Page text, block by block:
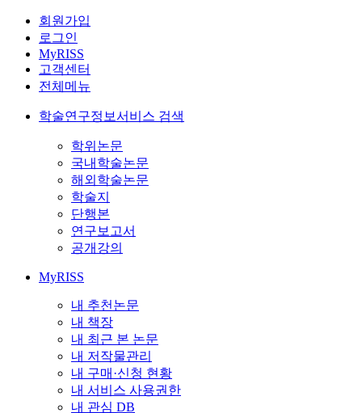
회원가입
로그인
MyRISS
고객센터
전체메뉴
학술연구정보서비스 검색
학위논문
국내학술논문
해외학술논문
학술지
단행본
연구보고서
공개강의
MyRISS
내 추천논문
내 책장
내 최근 본 논문
내 저작물관리
내 구매·신청 현황
내 서비스 사용권한
내 관심 DB